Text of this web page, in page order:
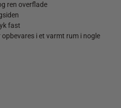
ren overflade
fast
i et varmt rum i nogle